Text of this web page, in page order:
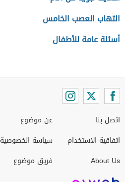
التهاب العصب الخامس
أسئلة عامة للأطفال
اتصل بنا
اتفاقية الاستخدام
About Us
عن موضوع
سياسة الخصوصية
فريق موضوع